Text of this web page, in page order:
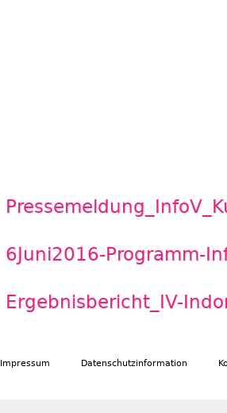
6Juni2016-Programm-
Ergebnisbericht_IV-
Impressum Datenschutzinformation